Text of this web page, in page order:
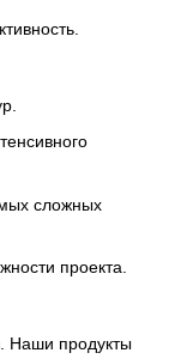
сложных
проекта.
Наши продукты